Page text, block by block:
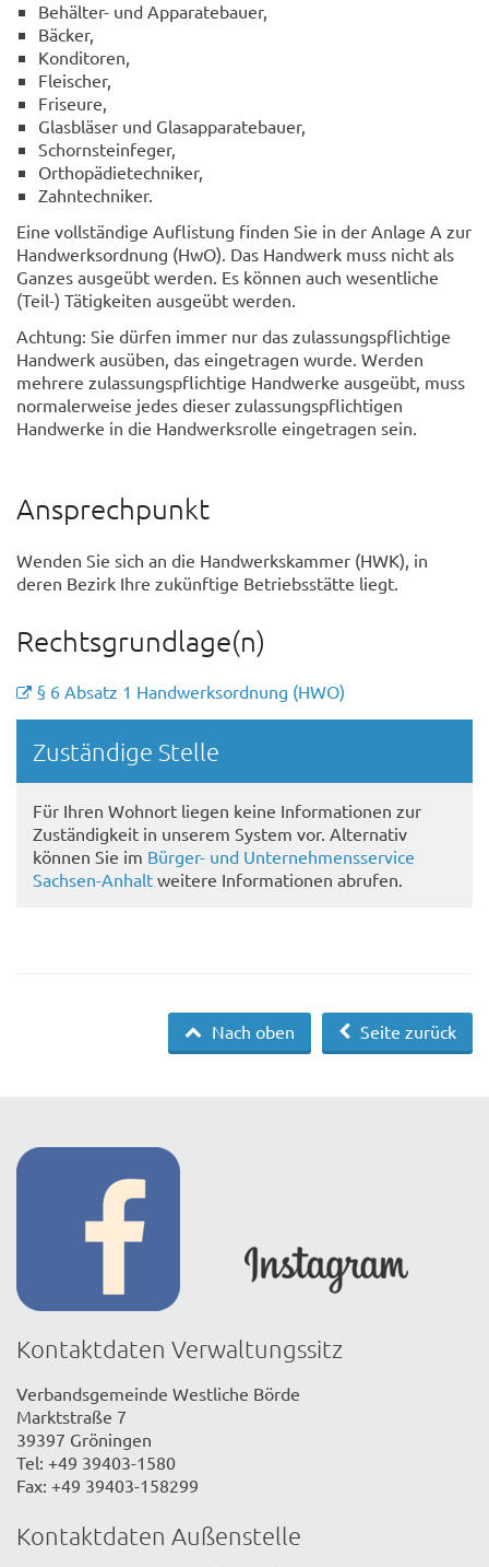
Behälter- und Apparatebauer,
Bäcker,
Konditoren,
Fleischer,
Friseure,
Glasbläser und Glasapparatebauer,
Schornsteinfeger,
Orthopädietechniker,
Zahntechniker.
Eine vollständige Auflistung finden Sie in der Anlage A zur
Handwerksordnung (HwO). Das Handwerk muss nicht als
Ganzes ausgeübt werden. Es können auch wesentliche
(Teil-) Tätigkeiten ausgeübt werden.
Achtung: Sie dürfen immer nur das zulassungspflichtige
Handwerk ausüben, das eingetragen wurde. Werden
mehrere zulassungspflichtige Handwerke ausgeübt, muss
normalerweise jedes dieser zulassungspflichtigen
Handwerke in die Handwerksrolle eingetragen sein.
Ansprechpunkt
Wenden Sie sich an die Handwerkskammer (HWK), in
deren Bezirk Ihre zukünftige Betriebsstätte liegt.
Rechtsgrundlage(n)
§ 6 Absatz 1 Handwerksordnung (HWO)
Randspalte
Zuständige Stelle
Für Ihren Wohnort liegen keine Informationen zur
Zuständigkeit in unserem System vor. Alternativ
können Sie im Bürger- und Unternehmensservice
Sachsen-Anhalt weitere Informationen abrufen.
Seite zurück
Nach oben
Kontaktdaten Verwaltungssitz
Verbandsgemeinde Westliche Börde
Marktstraße 7
39397 Gröningen
Tel: +49 39403-1580
Fax: +49 39403-158299
Kontaktdaten Außenstelle